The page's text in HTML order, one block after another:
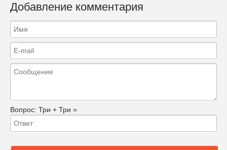
Добавление комментария
Вопрос: Три + Три =